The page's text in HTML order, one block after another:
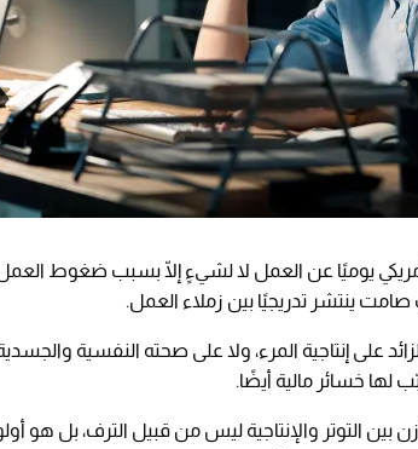
يوميًا عن العمل لا لشيءٍ إلّا بسبب ضغوط
ينتشر تدريجيًا بين زملاء العمل.
على إنتاجية المرء، ولا على صحته النفسية
لها خسائر مالية أيضًا.
بين التوتر والإنتاجية ليس من قبيل الترف، بل